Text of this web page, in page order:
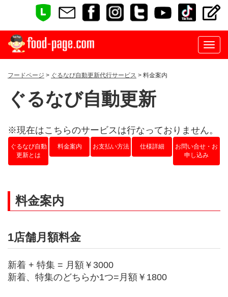
フードページ > ぐるなび自動更新代行サービス > 料金案内
ぐるなび自動更新
※現在はこちらのサービスは行なっておりません。
ぐるなび自動
更新とは
料金案内 お支払い方法 仕様詳細
お問い合せ・お
申し込み
料金案内
1店舗月額料金
新着 + 特集 = 月額￥3000
新着、特集のどちらか1つ=月額￥1800